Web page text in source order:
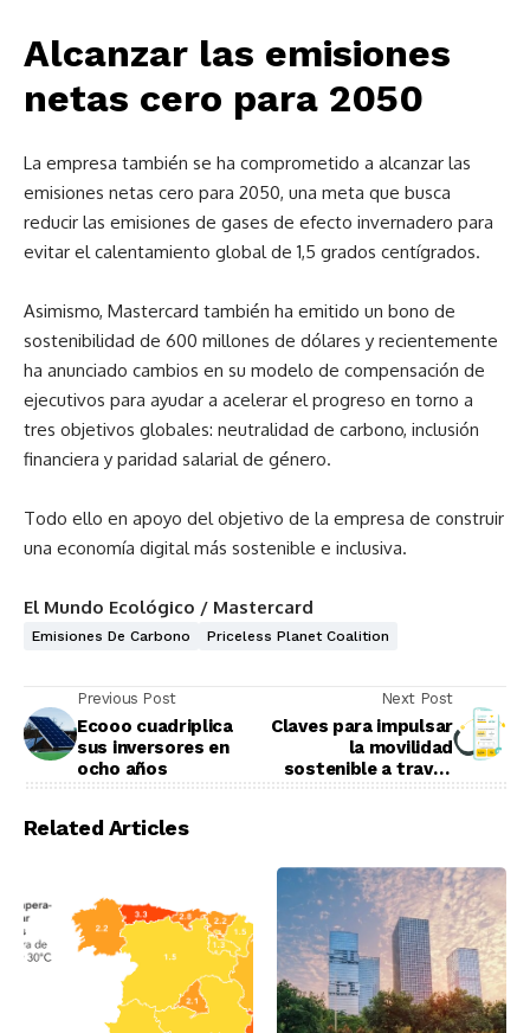
Alcanzar las emisiones
netas cero para 2050
La empresa también se ha comprometido a alcanzar las
emisiones netas cero para 2050, una meta que busca
reducir las emisiones de gases de efecto invernadero para
evitar el calentamiento global de 1,5 grados centígrados.
Asimismo, Mastercard también ha emitido un bono de
sostenibilidad de 600 millones de dólares y recientemente
ha anunciado cambios en su modelo de compensación de
ejecutivos para ayudar a acelerar el progreso en torno a
tres objetivos globales: neutralidad de carbono, inclusión
financiera y paridad salarial de género.
Todo ello en apoyo del objetivo de la empresa de construir
una economía digital más sostenible e inclusiva.
El Mundo Ecológico / Mastercard
Emisiones De Carbono Priceless Planet Coalition
Previous Post
Ecooo cuadriplica
sus inversores en
ocho años
Next Post
Claves para impulsar
la movilidad
sostenible a través
Related Articles